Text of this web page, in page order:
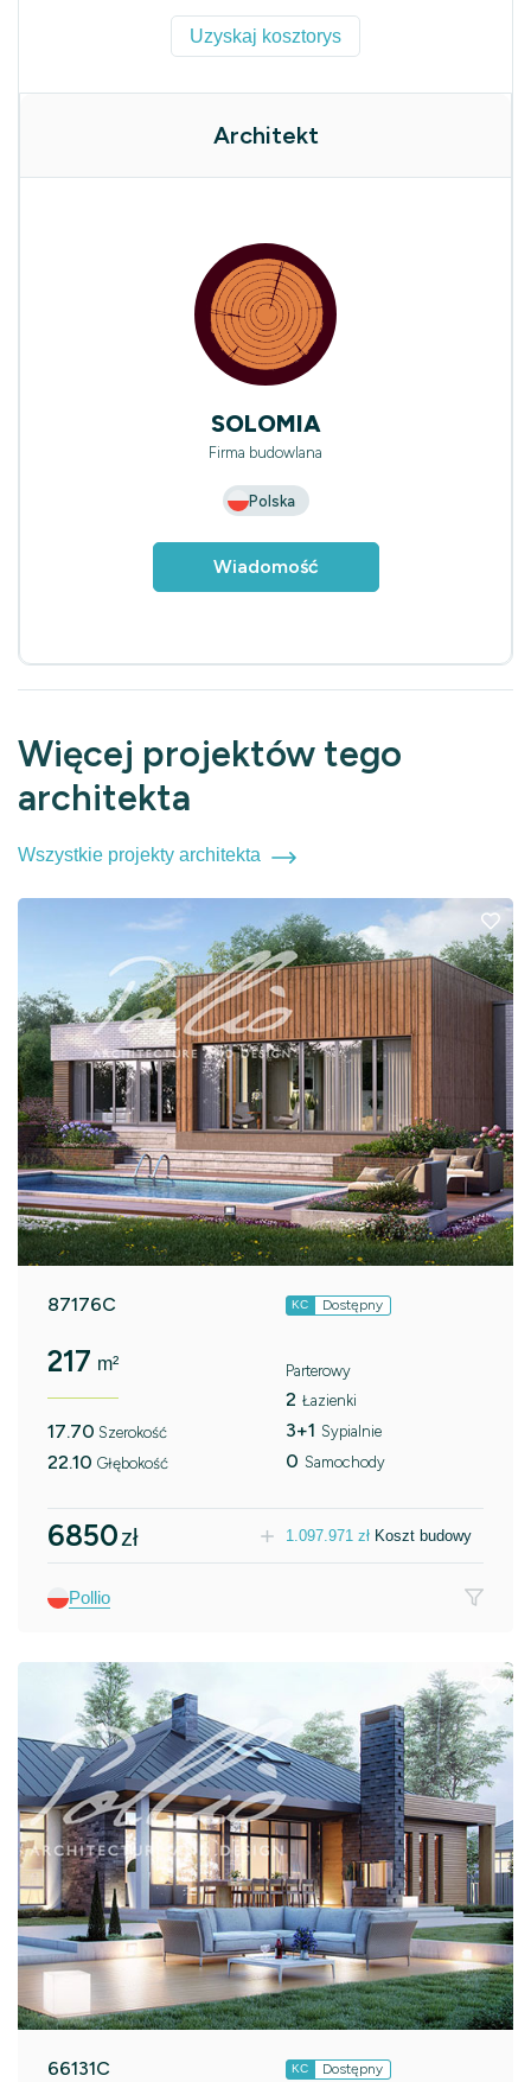
Uzyskaj kosztorys
Architekt
SOLOMIA
Firma budowlana
Polska
Wiadomość
Więcej projektów tego
architekta
Wszystkie projekty architekta
87176C KC Dostępny
217 m²
17.70 Szerokość
22.10 Głębokość
Parterowy
2 Łazienki
3+1 Sypialnie
0 Samochody
6850zł 1.097.971 zł Koszt budowy
Pollio
66131C KC Dostępny